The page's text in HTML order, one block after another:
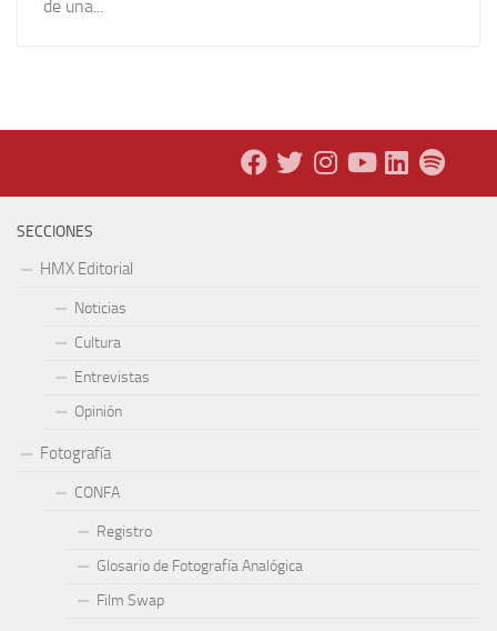
de una...
SECCIONES
HMX Editorial
Noticias
Cultura
Entrevistas
Opinión
Fotografía
CONFA
Registro
Glosario de Fotografía Analógica
Film Swap